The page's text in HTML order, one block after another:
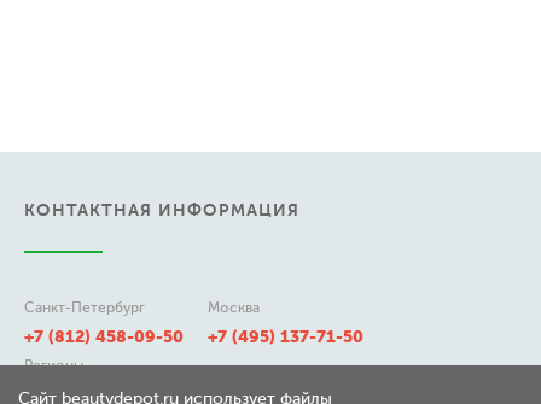
КОНТАКТНАЯ ИНФОРМАЦИЯ
Санкт-Петербург
+7 (812) 458-09-50
Москва
+7 (495) 137-71-50
Регионы
8 (800) 511-21-50
Сайт beautydepot.ru использует файлы